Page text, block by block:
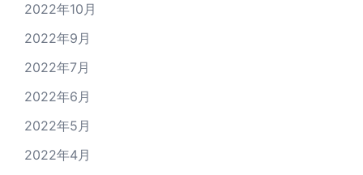
2022年10月
2022年9月
2022年7月
2022年6月
2022年5月
2022年4月